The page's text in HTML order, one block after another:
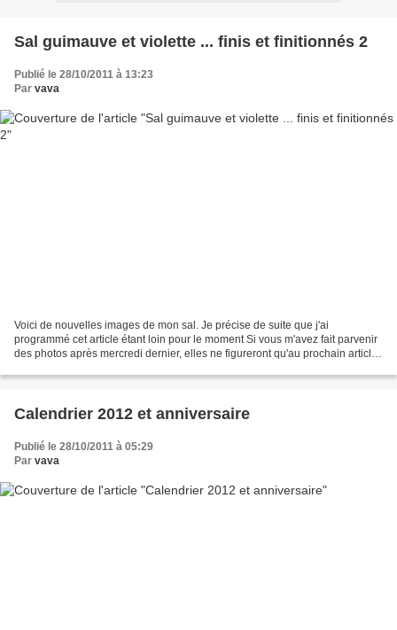
Sal guimauve et violette ... finis et finitionnés 2
Publié le 28/10/2011 à 13:23
Par vava
Voici de nouvelles images de mon sal. Je précise de suite que j'ai
programmé cet article étant loin pour le moment Si vous m'avez fait parvenir
des photos après mercredi dernier, elles ne figureront qu'au prochain article.
Calendrier 2012 et anniversaire
Publié le 28/10/2011 à 05:29
Par vava